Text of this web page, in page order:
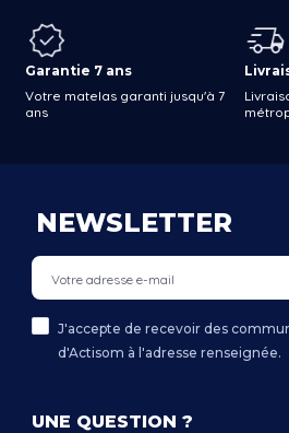
Garantie 7 ans
Votre matelas garanti jusqu'à 7
ans
NEWSLETTER
J'accepte de recevoir des
d'Actisom à l'adresse renseignée.
UNE QUESTION ?